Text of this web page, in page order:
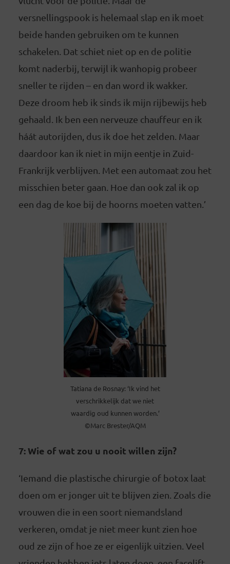
versnellingspook is helemaal slap en ik moet
beide handen gebruiken om te kunnen
schakelen. Dat schiet niet op en de politie
komt naderbij, terwijl ik wanhopig probeer
sneller te rijden – en dan word ik wakker.
Deze droom heb ik sinds ik mijn rijbewijs heb
gehaald. Ik ben een nerveuze chauffeur en ik
háát autorijden, dus ik doe het zelden. Maar
daardoor kan ik niet in mijn eentje in Zuid-
Frankrijk verblijven. Met een automaat zou het
misschien beter gaan. Hoe dan ook zal ik op
een dag de koe bij de hoorns moeten vatten.’
Tatiana de Rosnay: ‘Ik vind het
verschrikkelijk dat we niet
waardig oud kunnen worden.’
©Marc Brester/AQM
7: Wie of wat zou u nooit willen zijn?
‘Iemand die plastische chirurgie of botox laat
doen om er jonger uit te blijven zien. Zoals die
vrouwen die in een soort niemandsland
verkeren, omdat je niet meer kunt zien hoe
oud ze zijn of hoe ze er eigenlijk uitzien. Veel